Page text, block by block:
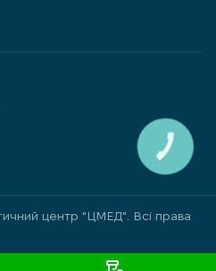
центр "ЦМЕД". Всі права
КНОПКА
ЗВ'ЯЗКУ